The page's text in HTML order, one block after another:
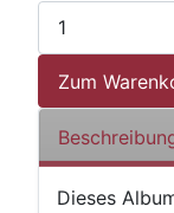
Dieses